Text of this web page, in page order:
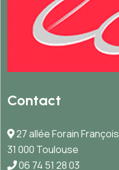
Contact
27 allée Forain
31 000 Toulouse
06 74 51 28 03